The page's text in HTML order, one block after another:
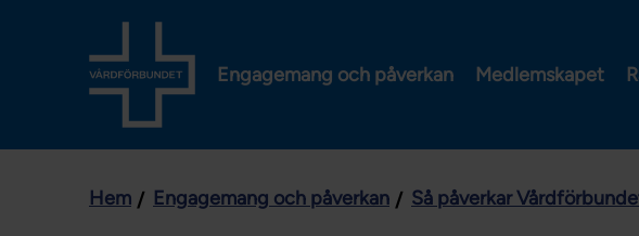
Engagemang och påverkan Medlemskapet
Om
Hem Engagemang och påverkan Så påverkar